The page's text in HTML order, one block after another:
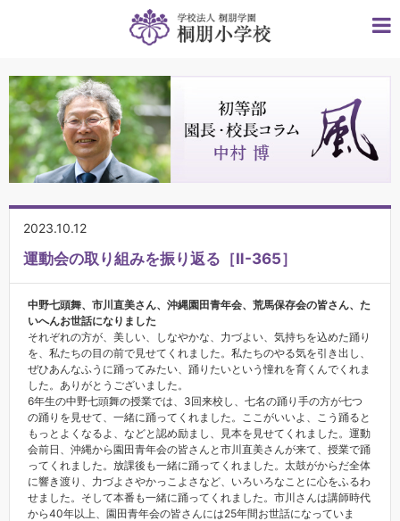
2023.10.12
運動会の取り組みを振り返る［Ⅱ-365］
中野七頭舞、市川直美さん、沖縄園田青年会、荒馬保存会の皆さん、た
いへんお世話になりました
それぞれの方が、美しい、しなやかな、力づよい、気持ちを込めた踊り
を、私たちの目の前で見せてくれました。私たちのやる気を引き出し、
ぜひあんなふうに踊ってみたい、踊りたいという憧れを育くんでくれま
した。ありがとうございました。
6年生の中野七頭舞の授業では、3回来校し、七名の踊り手の方が七つ
の踊りを見せて、一緒に踊ってくれました。ここがいいよ、こう踊ると
もっとよくなるよ、などと認め励まし、見本を見せてくれました。運動
会前日、沖縄から園田青年会の皆さんと市川直美さんが来て、授業で踊
ってくれました。放課後も一緒に踊ってくれました。太鼓がからだ全体
に響き渡り、力づよさやかっこよさなど、いろいろなことに心をふるわ
せました。そして本番も一緒に踊ってくれました。市川さんは講師時代
から40年以上、園田青年会の皆さんには25年間お世話になっていま